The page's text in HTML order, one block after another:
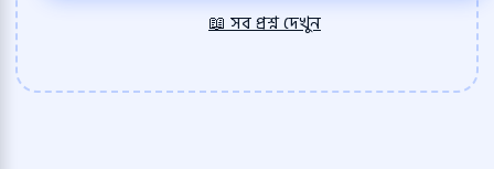
📖 সব প্রশ্ন দেখুন